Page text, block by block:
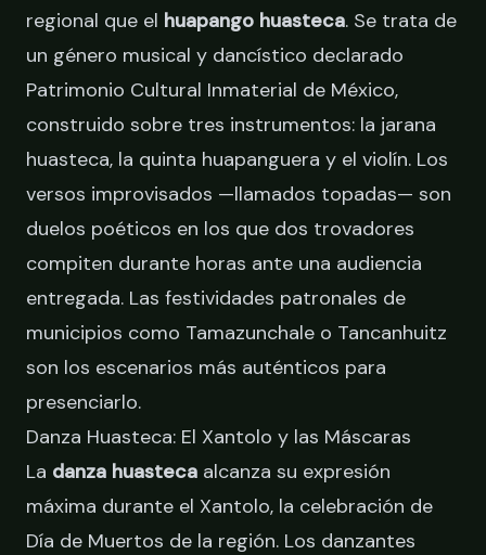
regional que el huapango huasteca. Se trata de
un género musical y dancístico declarado
Patrimonio Cultural Inmaterial de México,
construido sobre tres instrumentos: la jarana
huasteca, la quinta huapanguera y el violín. Los
versos improvisados —llamados topadas— son
duelos poéticos en los que dos trovadores
compiten durante horas ante una audiencia
entregada. Las festividades patronales de
municipios como Tamazunchale o Tancanhuitz
son los escenarios más auténticos para
presenciarlo.
Danza Huasteca: El Xantolo y las Máscaras
La danza huasteca alcanza su expresión
máxima durante el Xantolo, la celebración de
Día de Muertos de la región. Los danzantes